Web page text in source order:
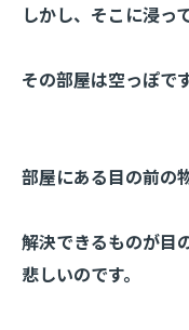
しかし、そこに浸っ
その部屋は空っぽです
部屋にある目の前の
解決できるものが目
悲しいのです。